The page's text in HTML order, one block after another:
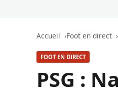
Accueil Foot en direct
FOOT EN DIRECT
PSG :